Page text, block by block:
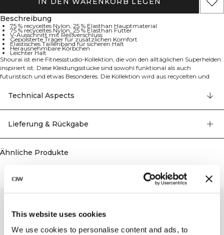
This website uses cookies
We use cookies to personalise content and ads, to
Beschreibung
75 % recyceltes Nylon, 25 % Elasthan Hauptmaterial
75 % recyceltes Nylon, 25 % Elasthan Futter
V-Ausschnitt mit Reißverschluss
Gepolsterte Träger für zusätzlichen Komfort
Elastisches Taillenband für sicheren Halt
Herausnehmbare Körbchen
Leichter Halt
Shourai ist eine Fitnessstudio-Kollektion, die von den alltäglichen Superhelden
inspiriert ist. Diese Kleidungsstücke sind sowohl funktional als auch
futuristisch und etwas Besonderes. Die Kollektion wird aus recycelten und
leichtem Halt. Dieser Sport-BH hat einen V-Ausschnitt und einen
Reißverschluss auf der Vorderseite. Die Träger sind für zusätzlichen Komfort
gepolstert und die Körbchen sind herausnehmbar. Der BH verfügt über einen
gepolsterte Träger und bietet leichten Halt. Hauptmaterial: 75% recyceltes
Technical Aspects
Lieferung & Rückgabe
Ähnliche Produkte